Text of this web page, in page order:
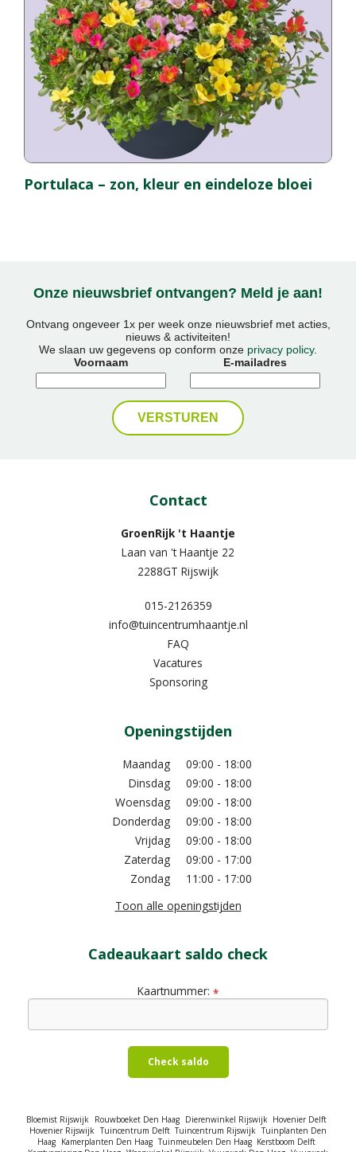
Portulaca – zon, kleur en eindeloze bloei
Onze nieuwsbrief ontvangen? Meld je aan!
Ontvang ongeveer 1x per week onze nieuwsbrief met acties,
nieuws & activiteiten!
We slaan uw gegevens op conform onze privacy policy.
Voornaam
E-mailadres
Contact
GroenRijk 't Haantje
Laan van 't Haantje 22
2288GT Rijswijk
015-2126359
info@tuincentrumhaantje.nl
FAQ
Vacatures
Sponsoring
Openingstijden
Maandag
09:00 - 18:00
Dinsdag
09:00 - 18:00
Woensdag
09:00 - 18:00
Donderdag
09:00 - 18:00
Vrijdag
09:00 - 18:00
Zaterdag
09:00 - 17:00
Zondag
11:00 - 17:00
Toon alle openingstijden
Cadeaukaart saldo check
Kaartnummer: *
Check saldo
Bloemist Rijswijk Rouwboeket Den Haag Dierenwinkel Rijswijk Hovenier Delft
Hovenier Rijswijk Tuincentrum Delft Tuincentrum Rijswijk Tuinplanten Den
Haag Kamerplanten Den Haag Tuinmeubelen Den Haag Kerstboom Delft